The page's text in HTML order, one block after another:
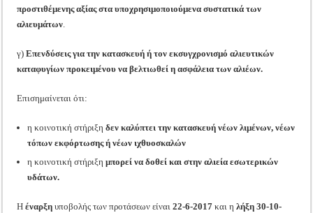
προστιθέμενης αξίας στα υποχρησιμοποιούμενα συστατικά των
αλιευμάτων.
γ)Επενδύσεις για την κατασκευή ή τον εκσυγχρονισμό αλιευτικών
καταφυγίων προκειμένου να βελτιωθεί η ασφάλεια των αλιέων.
Επισημαίνεται ότι:
η κοινοτική στήριξηδεν καλύπτει την κατασκευή νέων λιμένων, νέων
τόπων εκφόρτωσης ή νέων ιχθυοσκαλών
η κοινοτική στήριξημπορεί να δοθεί και στην αλιεία εσωτερικών
υδάτων.
Ηέναρξη υποβολής των προτάσεων είναι22-6-2017 και ηλήξη 30-10-